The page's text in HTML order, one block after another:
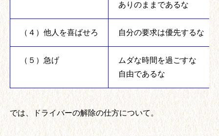
ありのままであるな
（４）他人を喜ばせろ 自分の要求は優先するな
（５）急げ
ムダな時間を過ごすな
自由であるな
では、ドライバーの解除の仕方について。